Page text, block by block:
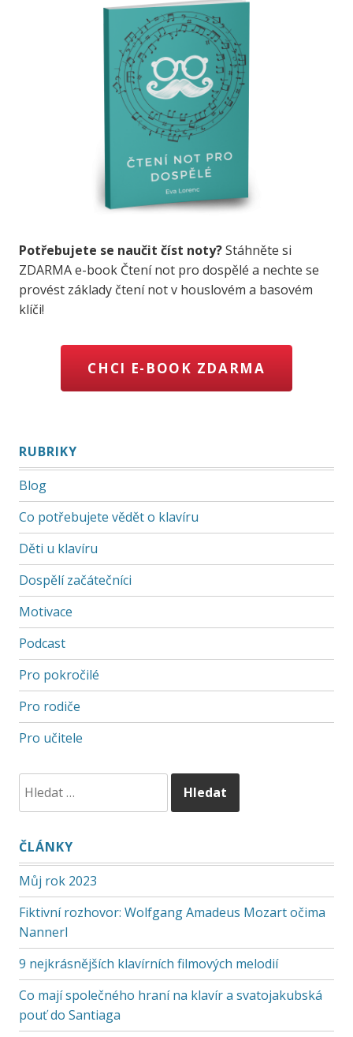
Potřebujete se naučit číst noty?Stáhněte si
ZDARMA e-book Čtení not pro dospělé a nechte se
provést základy čtení not v houslovém a basovém
klíči!
CHCI E-BOOK ZDARMA
RUBRIKY
Blog
Co potřebujete vědět o klavíru
Děti u klavíru
Dospělí začátečníci
Motivace
Podcast
Pro pokročilé
Pro rodiče
Pro učitele
ČLÁNKY
Můj rok 2023
Fiktivní rozhovor: Wolfgang Amadeus Mozart očima
Nannerl
9 nejkrásnějších klavírních filmových melodií
Co mají společného hraní na klavír a svatojakubská
pouť do Santiaga